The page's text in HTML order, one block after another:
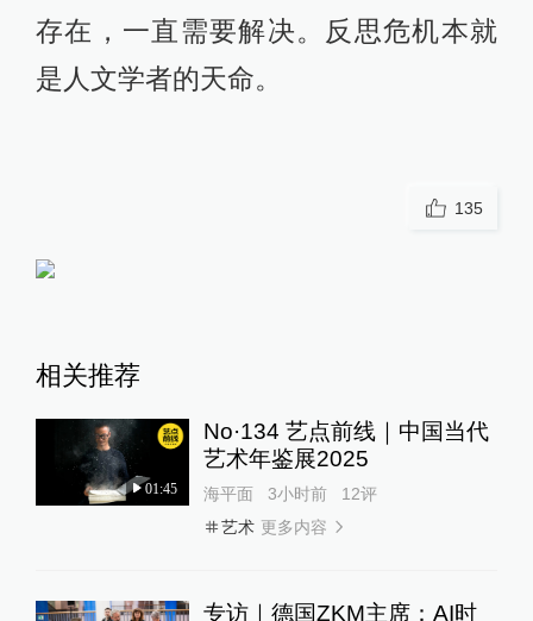
存在，一直需要解决。反思危机本就
是人文学者的天命。
135
相关推荐
01:45
No·134 艺点前线｜中国当代
艺术年鉴展2025
海平面 3小时前 12评
艺术 更多内容
专访｜德国ZKM主席：AI时